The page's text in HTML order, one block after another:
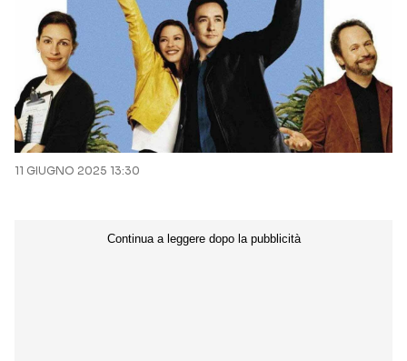
Seguici sui social
11 GIUGNO 2025 13:30